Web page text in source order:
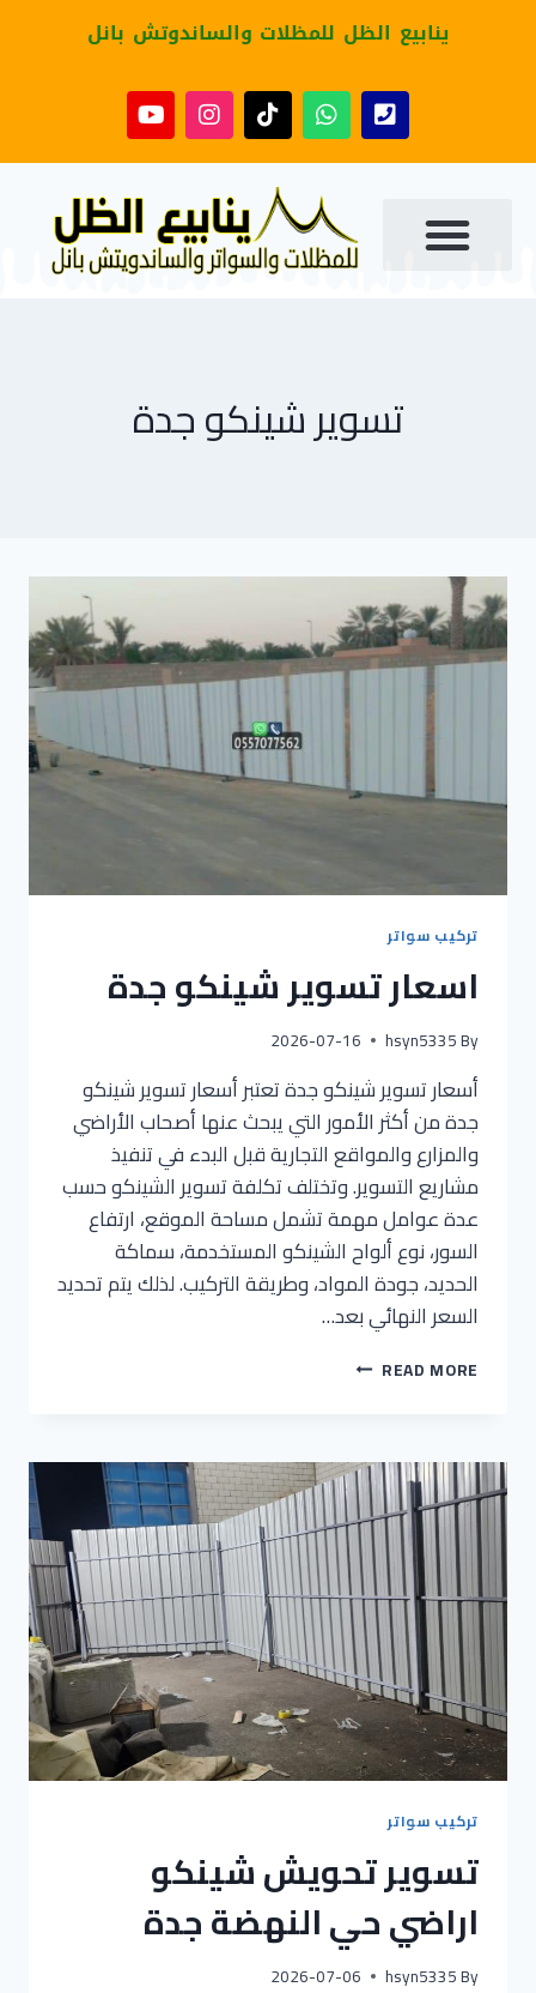
ينابيع الظل للمظلات والساندوتش بانل
تسوير شينكو جدة
تركيب سواتر
اسعار تسوير شينكو جدة
By
hsyn5335
2026-07-16
أسعار تسوير شينكو جدة تعتبر أسعار تسوير شينكو
جدة من أكثر الأمور التي يبحث عنها أصحاب الأراضي
والمزارع والمواقع التجارية قبل البدء في تنفيذ
مشاريع التسوير. وتختلف تكلفة تسوير الشينكو حسب
عدة عوامل مهمة تشمل مساحة الموقع، ارتفاع
السور، نوع ألواح الشينكو المستخدمة، سماكة
الحديد، جودة المواد، وطريقة التركيب. لذلك يتم تحديد
السعر النهائي بعد…
READ MORE
تركيب سواتر
تسوير تحويش شينكو
اراضي حي النهضة جدة
By
hsyn5335
2026-07-06